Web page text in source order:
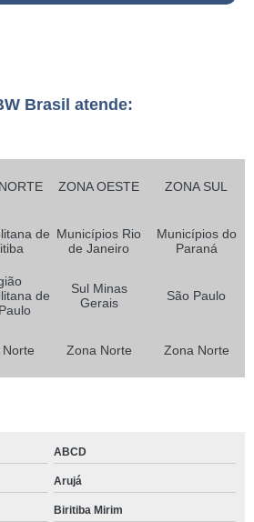
Brasil atende:
ZONA OESTE ZONA SUL
de Municípios Rio
de Janeiro
Municípios do
Paraná
de
Sul Minas
Gerais
São Paulo
Zona Norte Zona Norte
ABCD
Arujá
Biritiba Mirim